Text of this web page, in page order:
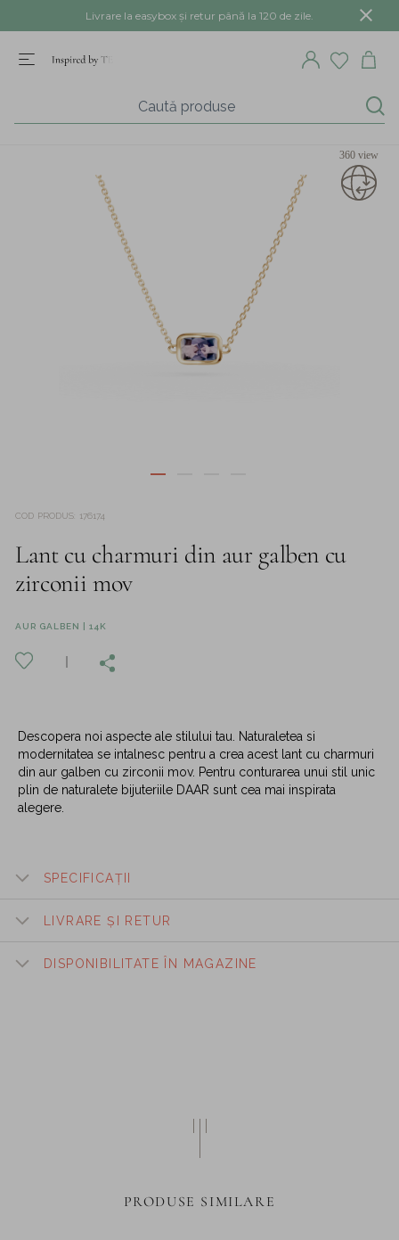
Livrare la easybox și retur până la 120 de zile.
360 view
COD PRODUS 176174
Lant cu charmuri din aur galben cu
zirconii mov
AUR GALBEN | 14K
Descopera noi aspecte ale stilului tau. Naturaletea si
modernitatea se intalnesc pentru a crea acest lant cu charmuri
din aur galben cu zirconii mov. Pentru conturarea unui stil unic
plin de naturalete bijuteriile DAAR sunt cea mai inspirata
alegere.
SPECIFICAȚII
LIVRARE ȘI RETUR
DISPONIBILITATE ÎN MAGAZINE
PRODUSE SIMILARE